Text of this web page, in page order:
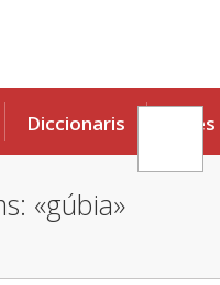
Diccionaris Eines
«gúbia»